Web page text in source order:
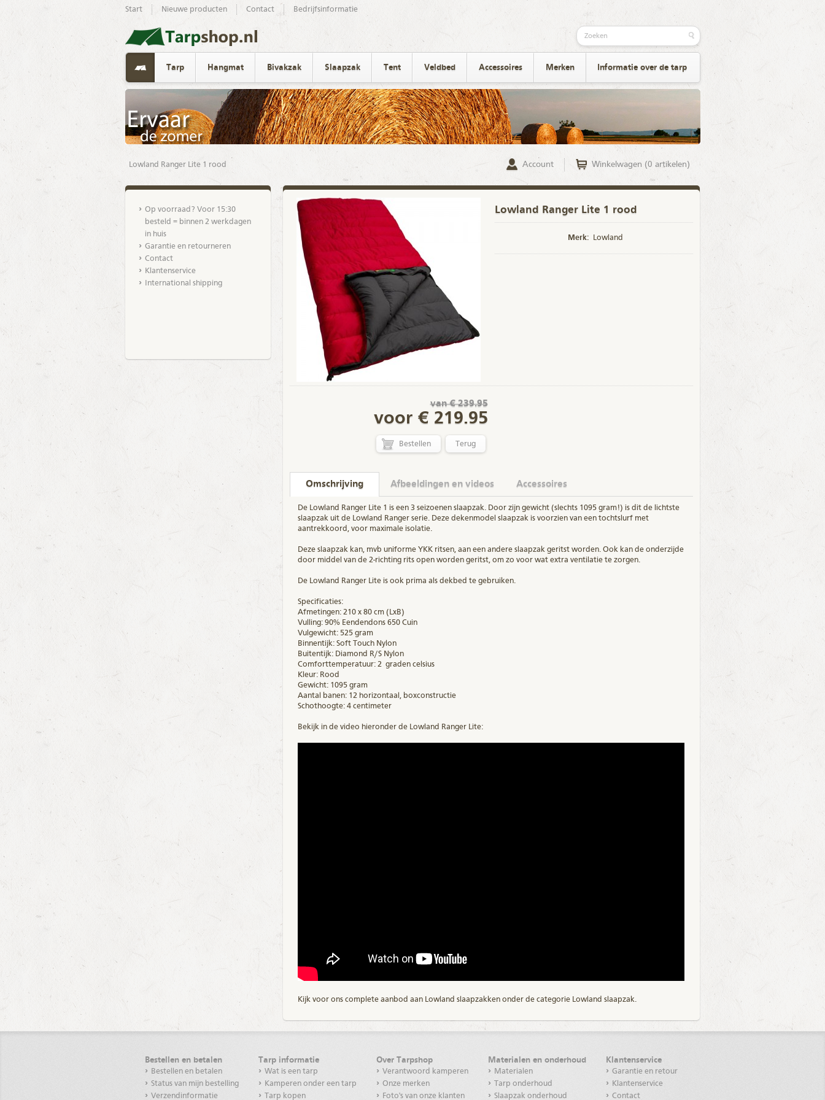
Start Nieuwe producten Contact Bedrijfsinformatie
Tarp Hangmat Bivakzak Slaapzak Tent Veldbed Accessoires Merken Informatie over de tarp
Lowland Ranger Lite 1 rood Account Winkelwagen (0 artikelen)
Op voorraad? Voor 15:30
besteld = binnen 2 werkdagen
in huis
Garantie en retourneren
Contact
Klantenservice
International shipping
Lowland Ranger Lite 1 rood
Merk: Lowland
van € 239.95
voor € 219.95
Terug
Omschrijving Afbeeldingen en videos Accessoires
De Lowland Ranger Lite 1 is een 3 seizoenen slaapzak. Door zijn gewicht (slechts 1095 gram!) is dit de lichtste
slaapzak uit de Lowland Ranger serie. Deze dekenmodel slaapzak is voorzien van een tochtslurf met
aantrekkoord, voor maximale isolatie.
Deze slaapzak kan, mvb uniforme YKK ritsen, aan een andere slaapzak geritst worden. Ook kan de onderzijde
door middel van de 2-richting rits open worden geritst, om zo voor wat extra ventilatie te zorgen.
De Lowland Ranger Lite is ook prima als dekbed te gebruiken.
Specificaties:
Afmetingen: 210 x 80 cm (LxB)
Vulling: 90% Eendendons 650 Cuin
Vulgewicht: 525 gram
Binnentijk: Soft Touch Nylon
Buitentijk: Diamond R/S Nylon
Comforttemperatuur: 2 graden celsius
Kleur: Rood
Gewicht: 1095 gram
Aantal banen: 12 horizontaal, boxconstructie
Schothoogte: 4 centimeter
Bekijk in de video hieronder de Lowland Ranger Lite:
Kijk voor ons complete aanbod aan Lowland slaapzakken onder de categorie Lowland slaapzak.
Bestellen en betalen
Bestellen en betalen
Status van mijn bestelling
Verzendinformatie
Tarp informatie
Wat is een tarp
Kamperen onder een tarp
Tarp kopen
Over Tarpshop
Verantwoord kamperen
Onze merken
Foto's van onze klanten
Materialen en onderhoud
Materialen
Tarp onderhoud
Slaapzak onderhoud
Klantenservice
Garantie en retour
Klantenservice
Contact